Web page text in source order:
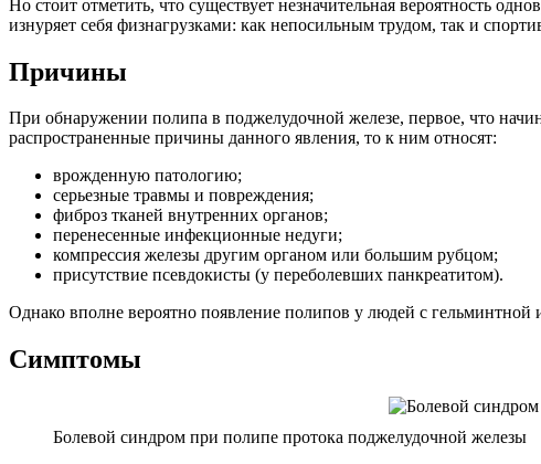
Но стоит отметить, что существует незначительная вероятность
изнуряет себя физнагрузками: как непосильным трудом, так и
Причины
При обнаружении полипа в поджелудочной железе, первое, что
распространенные причины данного явления, то к ним относят:
врожденную патологию;
серьезные травмы и повреждения;
фиброз тканей внутренних органов;
перенесенные инфекционные недуги;
компрессия железы другим органом или большим рубцом;
присутствие псевдокисты (у переболевших панкреатитом).
Однако вполне вероятно появление полипов у людей с
Симптомы
Болевой синдром при полипе протока поджелудочной железы